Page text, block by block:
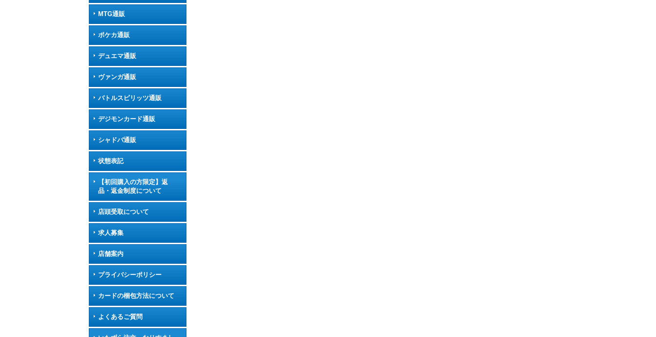
MTG通販
ポケカ通販
デュエマ通販
ヴァンガ通販
バトルスピリッツ通販
デジモンカード通販
シャドバ通販
状態表記
【初回購入の方限定】返
品・返金制度について
店頭受取について
求人募集
店舗案内
プライバシーポリシー
カードの梱包方法について
よくあるご質問